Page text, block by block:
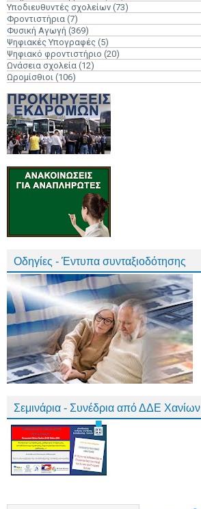
Υποδιευθυντές σχολείων (73)
Φροντιστήρια (7)
Φυσική Αγωγή (369)
Ψηφιακές Υπογραφές (5)
Ψηφιακό φροντιστήριο (20)
Ωνάσεια σχολεία (12)
Ωρομίσθιοι (106)
Οδηγίες - Έντυπα συνταξιοδότησης
Σεμινάρια - Συνέδρια από ΔΔΕ Χανίων